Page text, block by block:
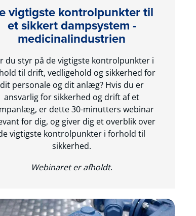
vigtigste kontrolpunkter til
et sikkert dampsystem -
medicinalindustrien
du styr på de vigtigste kontrolpunkter i
til drift, vedligehold og sikkerhed for
dit personale og dit anlæg? Hvis du er
ansvarlig for sikkerhed og drift af et
er dette 30-minutters webinar
for dig, og giver dig et overblik over
vigtigste kontrolpunkter i forhold til
sikkerhed.
Webinaret er afholdt.